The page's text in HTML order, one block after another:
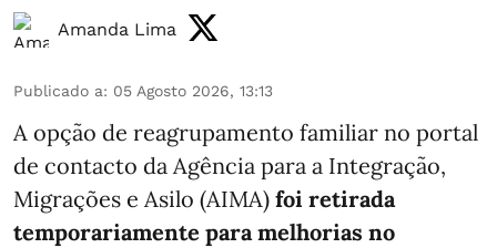
Amanda Lima
Publicado a: 05 Agosto 2026, 13:13
A opção de reagrupamento familiar no portal
de contacto da Agência para a Integração,
Migrações e Asilo (AIMA) foi retirada
temporariamente para melhorias no